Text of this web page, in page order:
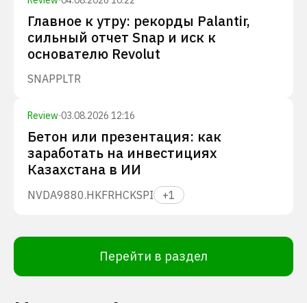
Главное к утру: рекорды Palantir,
сильный отчет Snap и иск к
основателю Revolut
SNAPPLTR
Review·03.08.2026 12:16
Бетон или презентация: как
заработать на инвестициях
Казахстана в ИИ
NVDA9880.HKFRHCKSPI +1
Перейти в раздел